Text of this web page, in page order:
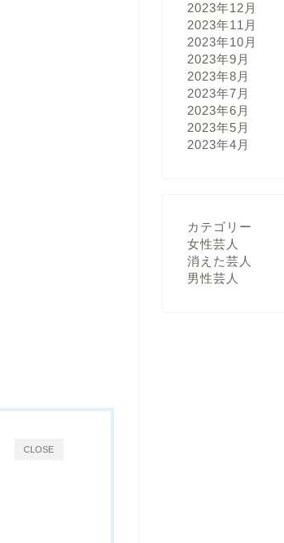
CLOSE
2023年12月
2023年11月
2023年10月
2023年9月
2023年8月
2023年7月
2023年6月
2023年5月
2023年4月
カテゴリー
女性芸人
消えた芸人
男性芸人